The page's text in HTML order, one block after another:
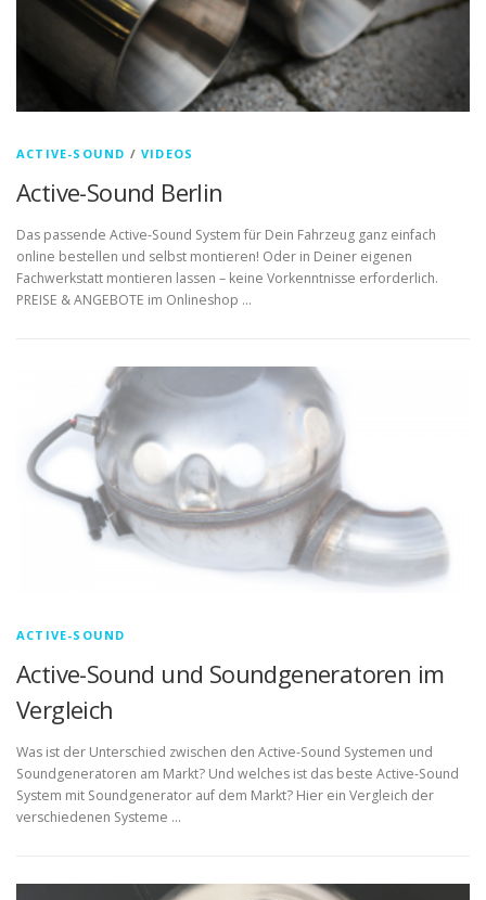
ACTIVE-SOUND /VIDEOS
Active-Sound Berlin
Das passende Active-Sound System für Dein Fahrzeug ganz einfach
online bestellen und selbst montieren! Oder in Deiner eigenen
Fachwerkstatt montieren lassen – keine Vorkenntnisse erforderlich.
PREISE & ANGEBOTE im Onlineshop …
ACTIVE-SOUND
Active-Sound und Soundgeneratoren im
Vergleich
Was ist der Unterschied zwischen den Active-Sound Systemen und
Soundgeneratoren am Markt? Und welches ist das beste Active-Sound
System mit Soundgenerator auf dem Markt? Hier ein Vergleich der
verschiedenen Systeme …